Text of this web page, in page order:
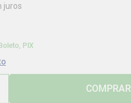
juros
PIX
COMPRAR